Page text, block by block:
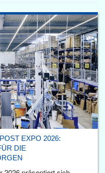
EXPO 2026:
DIE